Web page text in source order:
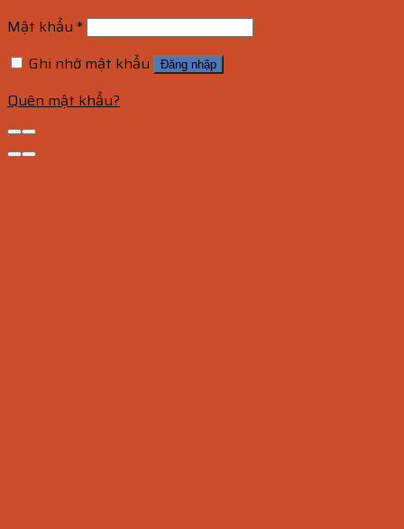
Mật khẩu *
Ghi nhớ mật khẩu
Đăng nhập
Quên mật khẩu?